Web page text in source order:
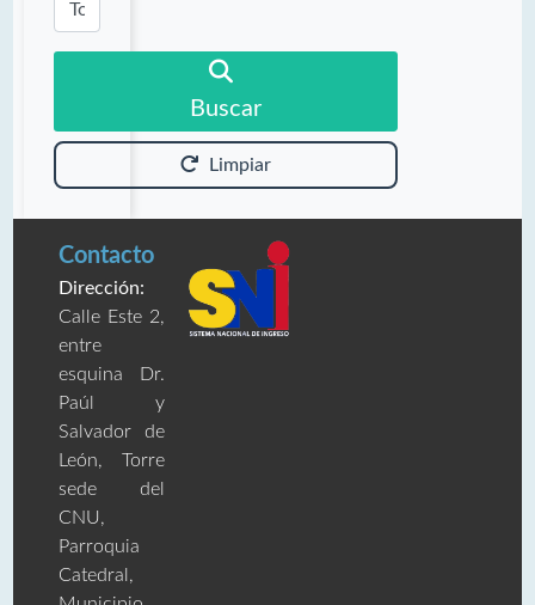
Buscar
Limpiar
Contacto
Dirección:
Calle Este 2,
entre
esquina Dr.
Paúl y
Salvador de
León, Torre
sede del
CNU,
Parroquia
Catedral,